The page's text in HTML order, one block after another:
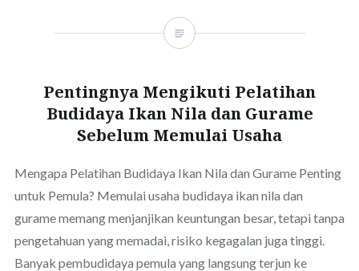
Pentingnya Mengikuti Pelatihan
Budidaya Ikan Nila dan Gurame
Sebelum Memulai Usaha
Mengapa Pelatihan Budidaya Ikan Nila dan Gurame Penting
untuk Pemula? Memulai usaha budidaya ikan nila dan
gurame memang menjanjikan keuntungan besar, tetapi tanpa
pengetahuan yang memadai, risiko kegagalan juga tinggi.
Banyak pembudidaya pemula yang langsung terjun ke